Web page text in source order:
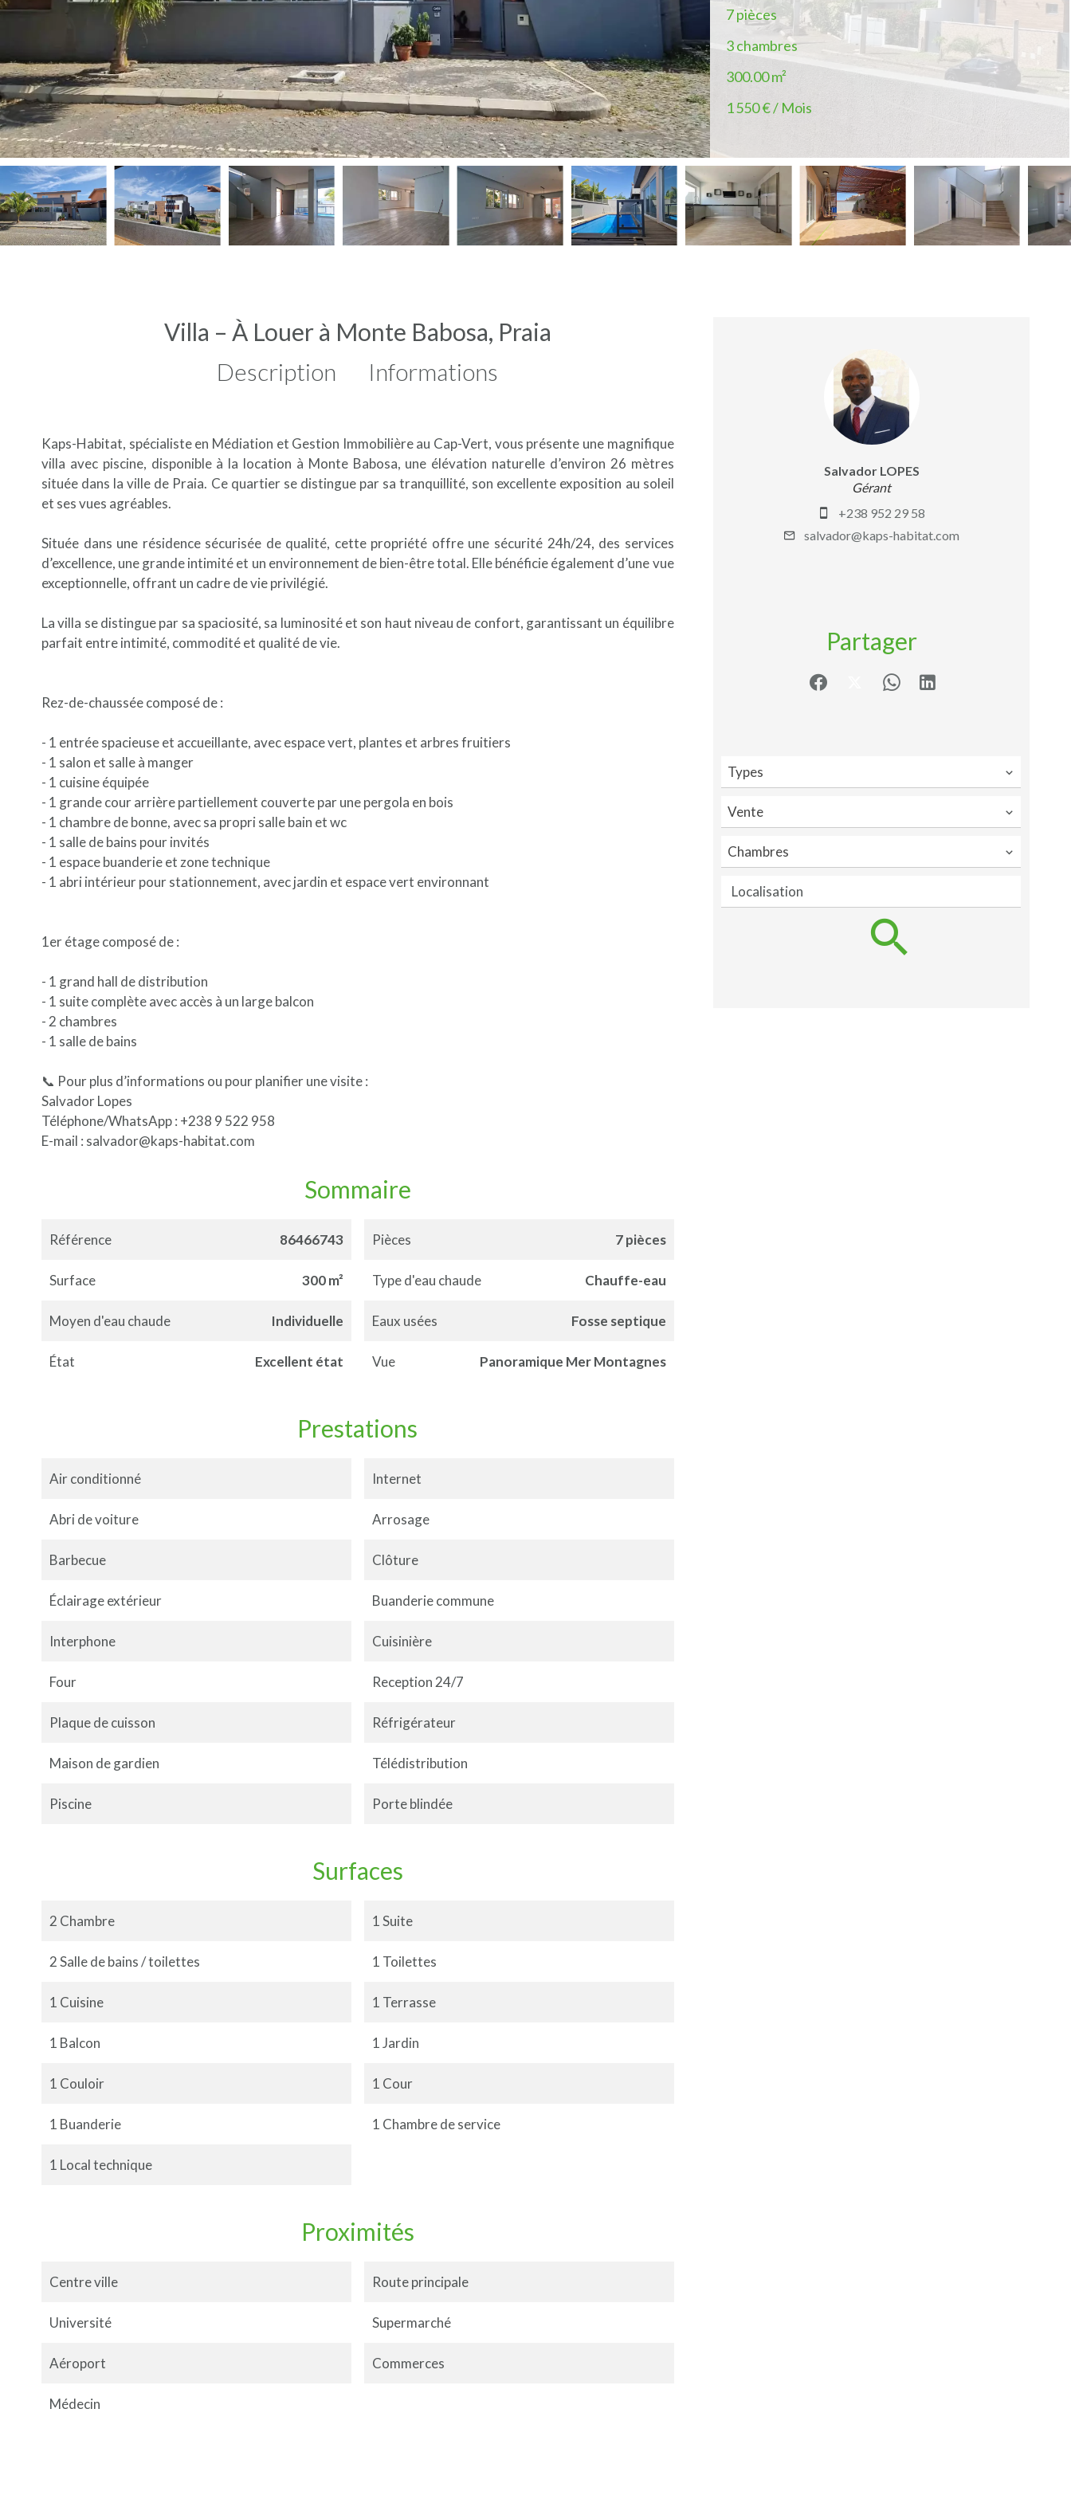
7 pièces
3 chambres
300.00m²
1 550 € / Mois
Villa – À Louer à Monte Babosa, Praia
Description
Informations
Kaps-Habitat, spécialiste en Médiation et Gestion Immobilière au Cap-Vert, vous présente une magnifique
villa avec piscine, disponible à la location à Monte Babosa, une élévation naturelle d’environ 26 mètres
située dans la ville de Praia. Ce quartier se distingue par sa tranquillité, son excellente exposition au soleil
et ses vues agréables.
Située dans une résidence sécurisée de qualité, cette propriété offre une sécurité 24h/24, des services
d’excellence, une grande intimité et un environnement de bien-être total. Elle bénéficie également d’une vue
exceptionnelle, offrant un cadre de vie privilégié.
La villa se distingue par sa spaciosité, sa luminosité et son haut niveau de confort, garantissant un équilibre
parfait entre intimité, commodité et qualité de vie.
Rez-de-chaussée composé de :
- 1 entrée spacieuse et accueillante, avec espace vert, plantes et arbres fruitiers
- 1 salon et salle à manger
- 1 cuisine équipée
- 1 grande cour arrière partiellement couverte par une pergola en bois
- 1 chambre de bonne, avec sa propri salle bain et wc
- 1 salle de bains pour invités
- 1 espace buanderie et zone technique
- 1 abri intérieur pour stationnement, avec jardin et espace vert environnant
1er étage composé de :
- 1 grand hall de distribution
- 1 suite complète avec accès à un large balcon
- 2 chambres
- 1 salle de bains
📞 Pour plus d’informations ou pour planifier une visite :
Salvador Lopes
Téléphone/WhatsApp : +238 9 522 958
E-mail : salvador@kaps-habitat.com
Sommaire
Référence 86466743 Pièces 7 pièces
Surface 300 m² Type d'eau chaude Chauffe-eau
Moyen d'eau chaude Individuelle Eaux usées Fosse septique
État Excellent état Vue Panoramique Mer Montagnes
Prestations
Air conditionné Internet
Abri de voiture Arrosage
Barbecue Clôture
Éclairage extérieur Buanderie commune
Interphone Cuisinière
Four Reception 24/7
Plaque de cuisson Réfrigérateur
Maison de gardien Télédistribution
Piscine Porte blindée
Surfaces
2 Chambre 1 Suite
2 Salle de bains / toilettes 1 Toilettes
1 Cuisine 1 Terrasse
1 Balcon 1 Jardin
1 Couloir 1 Cour
1 Buanderie 1 Chambre de service
1 Local technique
Proximités
Centre ville Route principale
Université Supermarché
Aéroport Commerces
Médecin
Salvador LOPES
Gérant
+238 952 29 58
salvador@kaps-habitat.com
Partager
Types
Vente
Chambres
Localisation